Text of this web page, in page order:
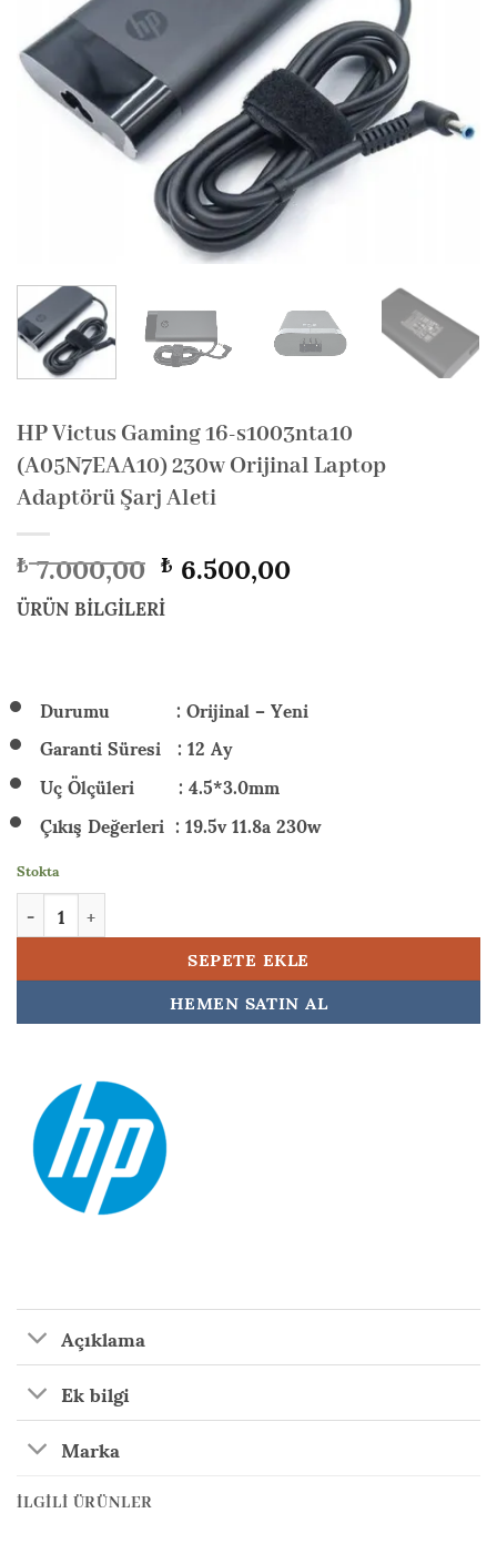
HP Victus Gaming 16-s1003nta10
(A05N7EAA10) 230w Orijinal Laptop
Adaptörü Şarj Aleti
₺7.000,00 Orijinal
fiyat:
₺ 7.000,00.
₺6.500,00Şuandaki
ÜRÜN BİLGİLERİ
Durumu : Orijinal – Yeni
Garanti Süresi : 12 Ay
Uç Ölçüleri : 4.5*3.0mm
Çıkış Değerleri : 19.5v 11.8a 230w
Stokta
HP Victus Gaming 16-s1003nta10 (A05N7EAA10) 230w
SEPETE EKLE
HEMEN SATIN AL
Açıklama
Ek bilgi
Marka
İLGILI ÜRÜNLER